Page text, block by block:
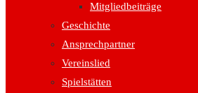
Mitgliedbeiträge
Geschichte
Ansprechpartner
Vereinslied
Spielstätten